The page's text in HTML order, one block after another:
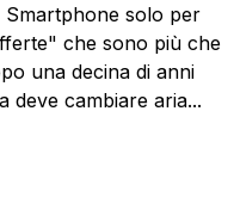
solo per
che sono più che
una decina di anni
deve cambiare aria...